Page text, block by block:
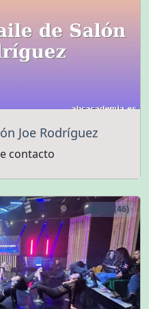
Joe Rodríguez
contacto
4.9 (46)